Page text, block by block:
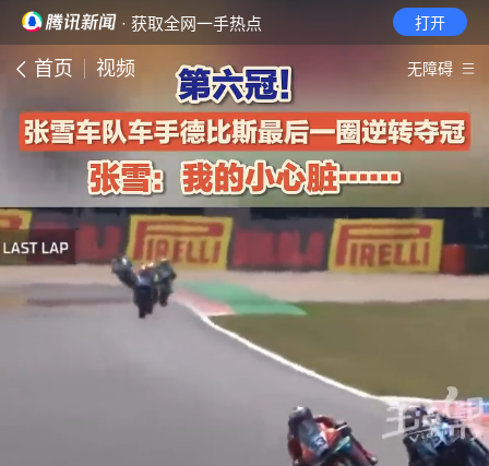
· 获取全网一手热点 打开
首页 视频 无障碍